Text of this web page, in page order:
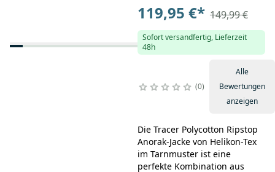
119,95 €* 149,99 €
Sofort versandfertig, Lieferzeit
48h
0
Alle
Bewertungen
anzeigen
Die Tracer Polycotton Ripstop
Anorak-Jacke von Helikon-Tex
im Tarnmuster ist eine
perfekte Kombination aus